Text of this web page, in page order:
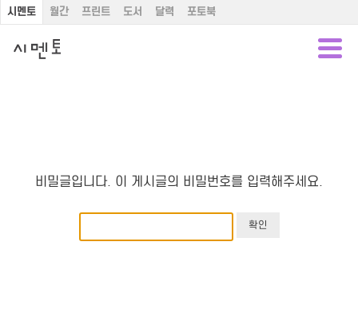
시멘토 월간 프린트 도서 달력 포토북
비밀글입니다. 이 게시글의 비밀번호를 입력해주세요.